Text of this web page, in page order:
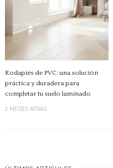
Rodapiés de PVC: una solución
práctica y duradera para
completar tu suelo laminado
2 MESES ATRÁS